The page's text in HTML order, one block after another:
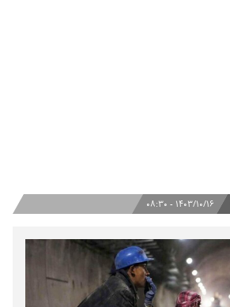
۱۴۰۳/۱۰/۱۶ - ۰۸:۳۰